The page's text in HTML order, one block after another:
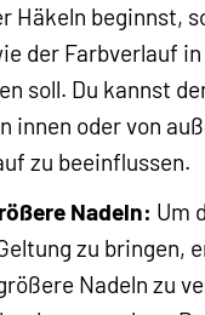
Häkeln beginnst,
der Farbverlauf
soll. Du kannst
innen oder von
zu beeinflussen.
Nadeln: Um
zu bringen,
Nadeln zu